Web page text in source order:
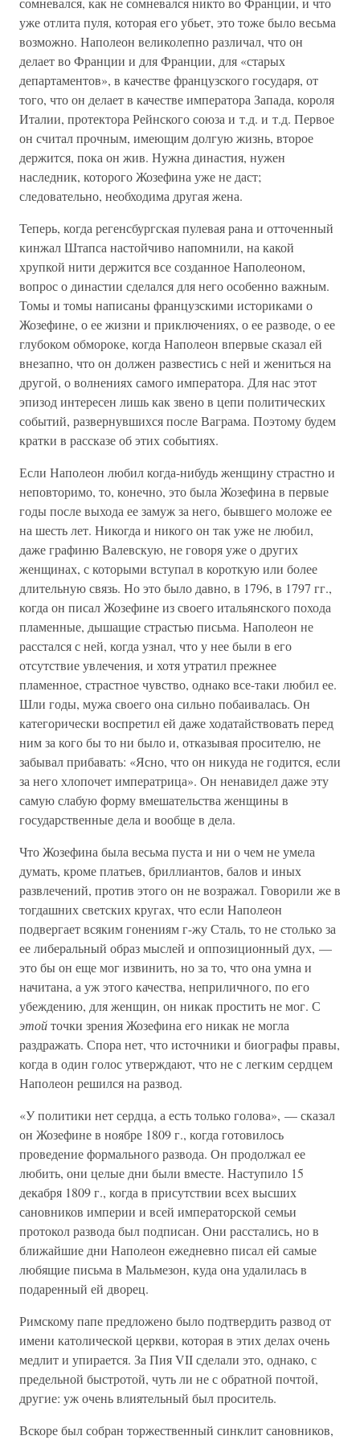
уже отлита пуля, которая его убьет, это тоже было весьма
возможно. Наполеон великолепно различал, что он
делает во Франции и для Франции, для «старых
департаментов», в качестве французского государя, от
того, что он делает в качестве императора Запада, короля
Италии, протектора Рейнского союза и т.д. и т.д. Первое
он считал прочным, имеющим долгую жизнь, второе
держится, пока он жив. Нужна династия, нужен
наследник, которого Жозефина уже не даст;
следовательно, необходима другая жена.
Теперь, когда регенсбургская пулевая рана и отточенный
кинжал Штапса настойчиво напомнили, на какой
хрупкой нити держится все созданное Наполеоном,
вопрос о династии сделался для него особенно важным.
Томы и томы написаны французскими историками о
Жозефине, о ее жизни и приключениях, о ее разводе, о ее
глубоком обмороке, когда Наполеон впервые сказал ей
внезапно, что он должен развестись с ней и жениться на
другой, о волнениях самого императора. Для нас этот
эпизод интересен лишь как звено в цепи политических
событий, развернувшихся после Ваграма. Поэтому будем
кратки в рассказе об этих событиях.
Если Наполеон любил когда-нибудь женщину страстно и
неповторимо, то, конечно, это была Жозефина в первые
годы после выхода ее замуж за него, бывшего моложе ее
на шесть лет. Никогда и никого он так уже не любил,
даже графиню Валевскую, не говоря уже о других
женщинах, с которыми вступал в короткую или более
длительную связь. Но это было давно, в 1796, в 1797 гг.,
когда он писал Жозефине из своего итальянского похода
пламенные, дышащие страстью письма. Наполеон не
расстался с ней, когда узнал, что у нее были в его
отсутствие увлечения, и хотя утратил прежнее
пламенное, страстное чувство, однако все-таки любил ее.
Шли годы, мужа своего она сильно побаивалась. Он
категорически воспретил ей даже ходатайствовать перед
ним за кого бы то ни было и, отказывая просителю, не
забывал прибавать: «Ясно, что он никуда не годится, если
за него хлопочет императрица». Он ненавидел даже эту
самую слабую форму вмешательства женщины в
государственные дела и вообще в дела.
Что Жозефина была весьма пуста и ни о чем не умела
думать, кроме платьев, бриллиантов, балов и иных
развлечений, против этого он не возражал. Говорили же в
тогдашних светских кругах, что если Наполеон
подвергает всяким гонениям г-жу Сталь, то не столько за
ее либеральный образ мыслей и оппозиционный дух, —
это бы он еще мог извинить, но за то, что она умна и
начитана, а уж этого качества, неприличного, по его
убеждению, для женщин, он никак простить не мог. С
этойточки зрения Жозефина его никак не могла
раздражать. Спора нет, что источники и биографы правы,
когда в один голос утверждают, что не с легким сердцем
Наполеон решился на развод.
«У политики нет сердца, а есть только голова», — сказал
он Жозефине в ноябре 1809 г., когда готовилось
проведение формального развода. Он продолжал ее
любить, они целые дни были вместе. Наступило 15
декабря 1809 г., когда в присутствии всех высших
сановников империи и всей императорской семьи
протокол развода был подписан. Они расстались, но в
ближайшие дни Наполеон ежедневно писал ей самые
любящие письма в Мальмезон, куда она удалилась в
подаренный ей дворец.
Римскому папе предложено было подтвердить развод от
имени католической церкви, которая в этих делах очень
медлит и упирается. За Пия VII сделали это, однако, с
предельной быстротой, чуть ли не с обратной почтой,
другие: уж очень влиятельный был проситель.
Вскоре был собран торжественный синклит сановников,